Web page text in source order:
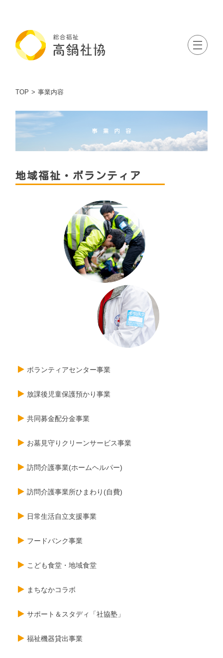
TOP 事業内容
地域福祉・ボランティア
ボランティアセンター事業
放課後児童保護預かり事業
共同募金配分金事業
お墓見守りクリーンサービス事業
訪問介護事業(ホームヘルパー)
訪問介護事業所ひまわり(自費)
日常生活自立支援事業
フードバンク事業
こども食堂・地域食堂
まちなかコラボ
サポート＆スタディ「社協塾」
福祉機器貸出事業